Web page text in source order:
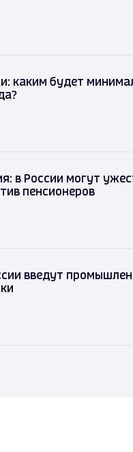
каким будет
в России могут
пенсионеров
введут